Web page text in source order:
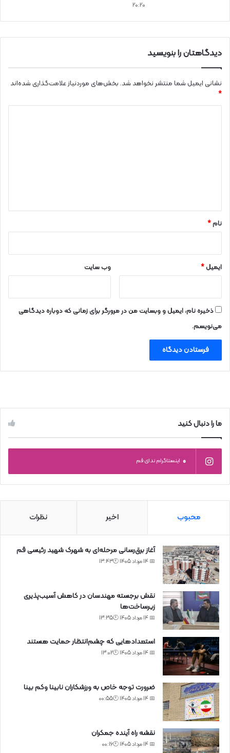
20:20
دیدگاهتان را بنویسید
نشانی ایمیل شما منتشر نخواهد شد. بخش‌های موردنیاز علامت‌گذاری شده‌اند
*
نام*
ایمیل* وب‌ سایت
ذخیره نام، ایمیل و وبسایت من در مرورگر برای زمانی که دوباره دیدگاهی
می‌نویسم.
ما را دنبال کنید
0 اینستاگرام ندای قم
محبوب اخیر نظرات
آغاز برق‌رسانی مرحله‌ای به شهرک شهید رئیسی قم
📅 14 مرداد 1405 🕙13:43
نقش برجسته مهندسان در کاهش آسیب‌پذیری
زیرساخت‌ها
📅 14 مرداد 1405 🕙13:35
استعدادهایی که چشم‌انتظار حمایت هستند
📅 14 مرداد 1405 🕙13:02
ضرورت توجه خاص به ورزشکاران نابینا وکم بینا
📅 14 مرداد 1405 🕙00:55
نقشه راه آینده جمکران
📅 14 مرداد 1405 🕙00:16